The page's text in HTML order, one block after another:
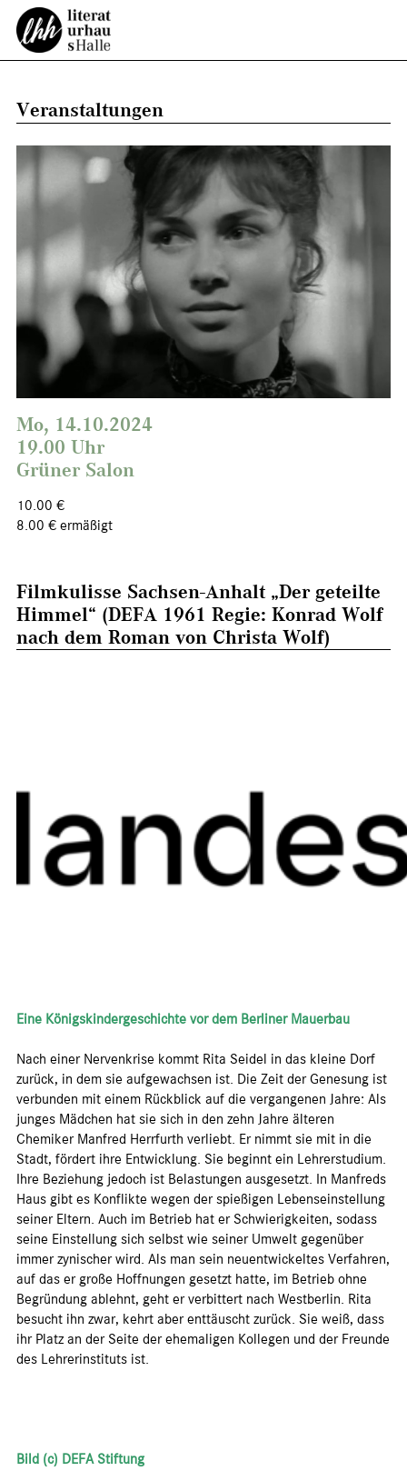
Veranstaltungen
Mo, 14.10.2024
19.00 Uhr
Grüner Salon
10.00 €
8.00 € ermäßigt
Filmkulisse Sachsen-Anhalt „Der geteilte
Himmel“ (DEFA 1961 Regie: Konrad Wolf
nach dem Roman von Christa Wolf)
Eine Königskindergeschichte vor dem Berliner Mauerbau
Nach einer Nervenkrise kommt Rita Seidel in das kleine Dorf
zurück, in dem sie aufgewachsen ist. Die Zeit der Genesung ist
verbunden mit einem Rückblick auf die vergangenen Jahre: Als
junges Mädchen hat sie sich in den zehn Jahre älteren
Chemiker Manfred Herrfurth verliebt. Er nimmt sie mit in die
Stadt, fördert ihre Entwicklung. Sie beginnt ein Lehrerstudium.
Ihre Beziehung jedoch ist Belastungen ausgesetzt. In Manfreds
Haus gibt es Konflikte wegen der spießigen Lebenseinstellung
seiner Eltern. Auch im Betrieb hat er Schwierigkeiten, sodass
seine Einstellung sich selbst wie seiner Umwelt gegenüber
immer zynischer wird. Als man sein neuentwickeltes Verfahren,
auf das er große Hoffnungen gesetzt hatte, im Betrieb ohne
Begründung ablehnt, geht er verbittert nach Westberlin. Rita
besucht ihn zwar, kehrt aber enttäuscht zurück. Sie weiß, dass
ihr Platz an der Seite der ehemaligen Kollegen und der Freunde
des Lehrerinstituts ist.
Bild (c) DEFA Stiftung